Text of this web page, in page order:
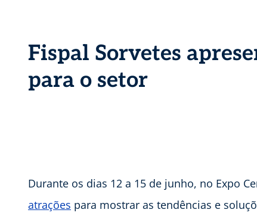
Fispal Sorvetes
para o setor
Durante os dias 12 a 15 de junho, no Expo
atrações para mostrar as tendências e